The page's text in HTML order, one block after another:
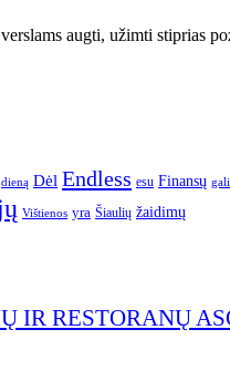
augti, užimti
dieną Dėl Endless esu Finansų gali
Vištienos yra Šiaulių žaidimų
IR RESTORANŲ